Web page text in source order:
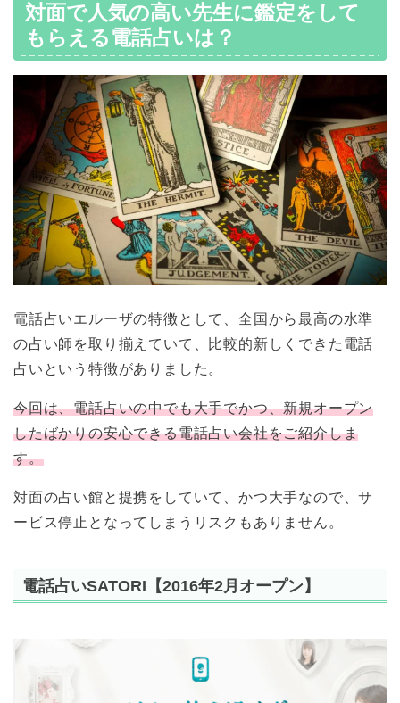
対面で人気の高い先生に鑑定をして
もらえる電話占いは？
電話占いエルーザの特徴として、全国から最高の水準
の占い師を取り揃えていて、比較的新しくできた電話
占いという特徴がありました。
今回は、電話占いの中でも大手でかつ、新規オープン
したばかりの安心できる電話占い会社をご紹介しま
す。
対面の占い館と提携をしていて、かつ大手なので、サ
ービス停止となってしまうリスクもありません。
電話占いSATORI【2016年2月オープン】